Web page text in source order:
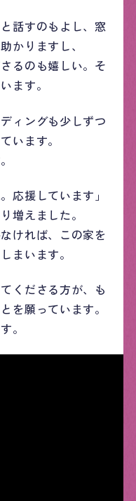
話すのもよし、窓
かりますし、
るのも嬉しい。そ
ます。
ィングも少しずつ
います。
応援しています」
増えました。
ければ、この家を
まいます。
くださる方が、も
を願っています。
。